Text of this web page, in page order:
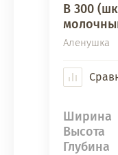
В 300
Аленушка
Ширина
Высота
Глубина